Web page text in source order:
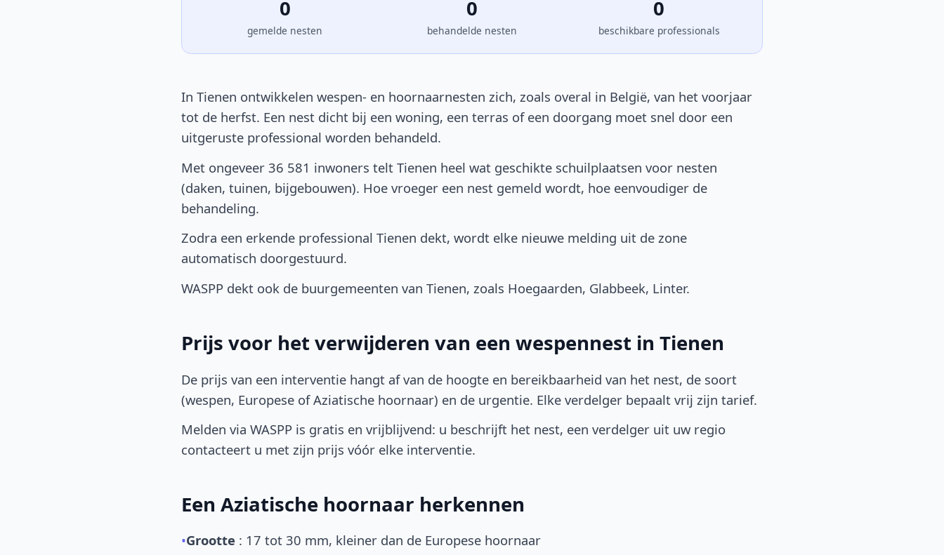
0
gemelde nesten
0
behandelde nesten
0
beschikbare professionals
In Tienen ontwikkelen wespen- en hoornaarnesten zich, zoals overal in België, van het voorjaar
tot de herfst. Een nest dicht bij een woning, een terras of een doorgang moet snel door een
uitgeruste professional worden behandeld.
Met ongeveer 36 581 inwoners telt Tienen heel wat geschikte schuilplaatsen voor nesten
(daken, tuinen, bijgebouwen). Hoe vroeger een nest gemeld wordt, hoe eenvoudiger de
behandeling.
Zodra een erkende professional Tienen dekt, wordt elke nieuwe melding uit de zone
automatisch doorgestuurd.
WASPP dekt ook de buurgemeenten van Tienen, zoals Hoegaarden, Glabbeek, Linter.
Prijs voor het verwijderen van een wespennest in Tienen
De prijs van een interventie hangt af van de hoogte en bereikbaarheid van het nest, de soort
(wespen, Europese of Aziatische hoornaar) en de urgentie. Elke verdelger bepaalt vrij zijn tarief.
Melden via WASPP is gratis en vrijblijvend: u beschrijft het nest, een verdelger uit uw regio
contacteert u met zijn prijs vóór elke interventie.
Een Aziatische hoornaar herkennen
•Grootte : 17 tot 30 mm, kleiner dan de Europese hoornaar